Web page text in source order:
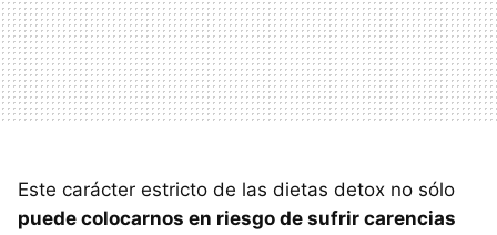
Este carácter estricto de las dietas detox no sólo
puede colocarnos en riesgo de sufrir carencias